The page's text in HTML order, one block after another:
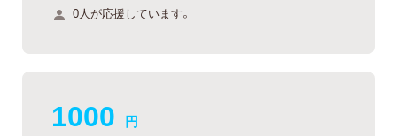
0人が応援しています。
1000 円